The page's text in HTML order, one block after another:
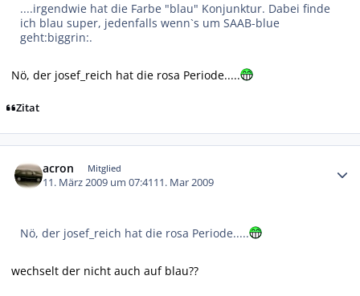
....irgendwie hat die Farbe "blau" Konjunktur. Dabei finde
ich blau super, jedenfalls wenn`s um SAAB-blue
geht:biggrin:.
Nö, der josef_reich hat die rosa Periode.....
Zitat
acron Mitglied
11. März 2009 um 07:4111. Mar 2009
Nö, der josef_reich hat die rosa Periode.....
wechselt der nicht auch auf blau??